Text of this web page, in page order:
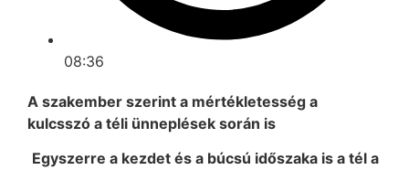
08:36
A szakember szerint a mértékletesség a
kulcsszó a téli ünneplések során is
Egyszerre a kezdet és a búcsú időszaka is a tél a